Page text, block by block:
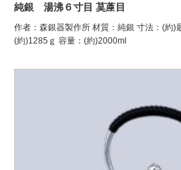
純銀 湯沸６寸目 茣蓙目
作者：森銀器製作所 材質：純銀 寸法：(約)
(約)1285ｇ 容量：(約)2000ml